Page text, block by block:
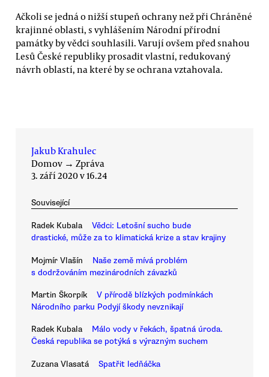
Ačkoli se jedná o nižší stupeň ochrany než při Chráněné
krajinné oblasti, s vyhlášením Národní přírodní
památky by vědci souhlasili. Varují ovšem před snahou
Lesů České republiky prosadit vlastní, redukovaný
návrh oblastí, na které by se ochrana vztahovala.
Jakub Krahulec
Domov → Zpráva
3. září 2020 v 16.24
Související
Radek Kubala
Vědci: Letošní sucho bude
drastické, může za to klimatická krize a stav krajiny
Mojmír Vlašín
Naše země mívá problém
s dodržováním mezinárodních závazků
Martin Škorpík
V přírodě blízkých podmínkách
Národního parku Podyjí škody nevznikají
Radek Kubala
Málo vody v řekách, špatná úroda.
Česká republika se potýká s výrazným suchem
Zuzana Vlasatá Spatřit ledňáčka